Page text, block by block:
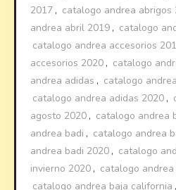
2017 , catalogo andrea abrigos
andrea abril 2019 , catalogo
catalogo andrea accesorios
accesorios 2020 , catalogo
andrea adidas , catalogo
catalogo andrea adidas 2020 ,
agosto 2020 , catalogo andrea
andrea badi , catalogo andrea
andrea badi 2020 , catalogo
invierno 2020 , catalogo
catalogo andrea baja california ,